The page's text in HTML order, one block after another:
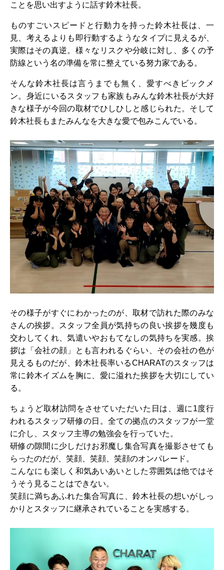
ことを思い出すように話す鈴木社長。
ものすごいスピードと行動力を持った鈴木社長は、一
見、考えるよりも即行動するようなタイプに見えるが、
実際はその真逆。様々なリスクや分岐に対し、多くの予
防線という名の準備を常に整えている努力家である。
そんな鈴木社長は言うまでも無く、愛すべきビックメ
ン。身近にいるスタッフも家族もみんな鈴木社長が大好
きな様子が今回の取材でひしひしと感じられた。そして
鈴木社長もまたみんなを大きな愛で包みこんでいる。
その様子がすぐにわかったのが、取材で訪れた際のみな
さんの挨拶。スタッフ全員が気持ちの良い挨拶を幾度も
交わしてくれ、気遣いやおもてなしの気持ちを実感。挨
拶は「会社の顔」とも言われるぐらい、その会社の色が
見えるものだが、鈴木社長率いるCHARATのスタッフは
常に鈴木イズムを胸に、愛に溢れた挨拶を大切にしてい
る。
ちょうど取材訪問をさせていただいた日は、週に1度行
われるスタッフ研修の日。全ての拠点のスタッフが一堂
に介し、スタッフ主導の勉強会を行っていた。
研修の隙間に少しだけお邪魔し集合写真を撮影させても
らったのだが、笑顔、笑顔、笑顔のオンパレード。
こんなにも楽しく和気あいあいとした雰囲気は他ではそ
うそう見ることはできない。
笑顔に満ちあふれた集合写真に、鈴木社長の想いがしっ
かりとスタッフに継承されていることを実感する。